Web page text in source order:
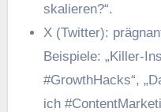
skalieren?“.
X (Twitter):
Beispiele: „Killer-
#GrowthHacks“,
i‬ch